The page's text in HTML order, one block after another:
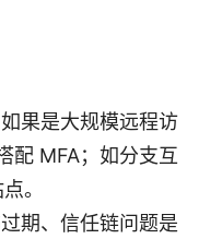
果是大规模远程访
配 MFA；如分支互
。
期、信任链问题是